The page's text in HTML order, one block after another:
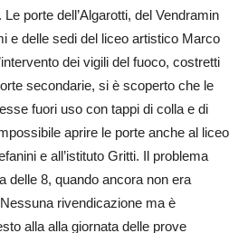
Le porte dell’Algarotti, del Vendramin
e delle sedi del liceo artistico Marco
dei vigili del fuoco, costretti
secondarie, si è scoperto che le
fuori uso con tappi di colla e di
aprire le porte anche al liceo
e all’istituto Gritti. Il problema
delle 8, quando ancora non era
rivendicazione ma è
alla alla giornata delle prove